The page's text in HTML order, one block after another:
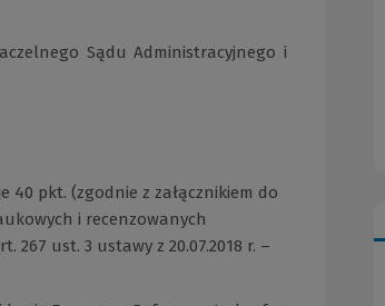
Sądu Administracyjnego i
40 pkt. (zgodnie z załącznikiem do
i recenzowanych
ust. 3 ustawy z 20.07.2018 r. –